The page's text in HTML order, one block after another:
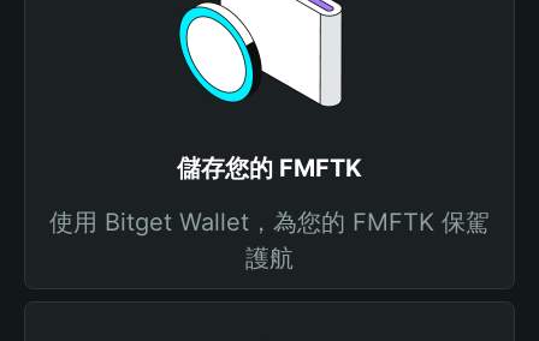
儲存您的 FMFTK
使用 Bitget Wallet，為您的 FMFTK 保駕
護航